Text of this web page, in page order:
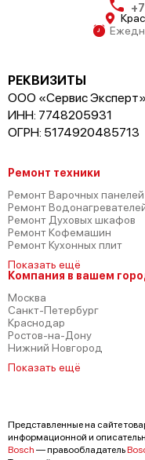
РЕКВИЗИТЫ
ООО «Сервис Эксперт»
ИНН: 7748205931
ОГРН: 5174920485713
Ремонт техники
Ремонт Варочных панелей
Ремонт
Ремонт Духовых шкафов
Ремонт Кофемашин
Ремонт Кухонных плит
Показать ещё
Компания в вашем
Москва
Санкт-Петербург
Краснодар
Ростов-на-Дону
Нижний Новгород
Показать ещё
Представленные на сайте
информационной и
Bosch — правообладатель